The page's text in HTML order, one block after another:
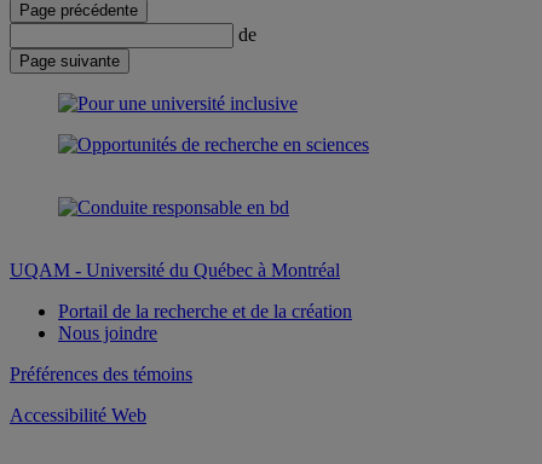
Page précédente
de
Page suivante
UQAM - Université du Québec à Montréal
Portail de la recherche et de la création
Nous joindre
Préférences des témoins
Accessibilité Web